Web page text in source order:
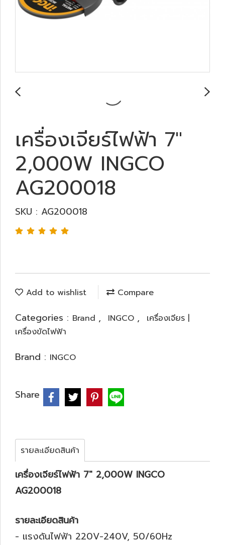
เครื่องเจียร์ไฟฟ้า 7"
2,000W INGCO
AG200018
SKU : AG200018
Add to wishlist Compare
Categories : Brand , INGCO ,
เครื่องเจียร |
เครื่องขัดไฟฟ้า
Brand : INGCO
Share
รายละเอียดสินค้า
เครื่องเจียร์ไฟฟ้า 7" 2,000W INGCO
AG200018
รายละเอียดสินค้า
- แรงดันไฟฟ้า 220V-240V, 50/60Hz